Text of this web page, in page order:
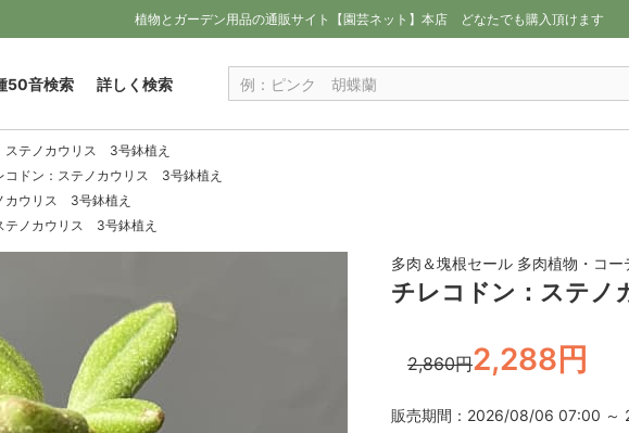
植物とガーデン用品の通販サイト【園芸ネット】本店 どなたでも購入頂けます
50音検索 詳しく検索
ステノカウリス 3号鉢植え
コドン：ステノカウリス 3号鉢植え
カウリス 3号鉢植え
テノカウリス 3号鉢植え
多肉＆塊根セール 多肉植物・コー
チレコドン：ステ
2,860円2,288円
販売期間：2026/08/06 07:00